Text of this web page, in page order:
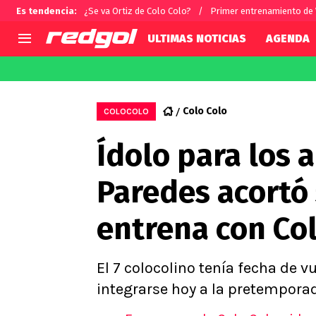
Es tendencia: ¿Se va Ortiz de Colo Colo? Primer entrenamiento de
Selección Chilena
U de Chile
U Católica
Campeonato Nacional
Primera B
Segunda División
Copa Chile
Supercopa Chile
Campeonato Femenino
Alexis
Carlos
ULTIMAS NOTICIAS AGENDA
COLOCOLO Colo Colo
Ídolo para los
Paredes
entrena con
El 7 colocolino tenía fecha de
integrarse hoy a la